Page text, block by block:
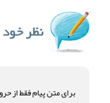
برای متن پیام فقط از